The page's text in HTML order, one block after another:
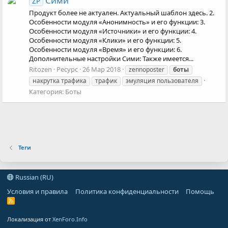
Продукт более не актуален. Актуальный шаблон здесь. 2.
Особенности модуля «Анонимность» и его функции: 3.
Особенности модуля «Источники» и его функции: 4.
Особенности модуля «Клики» и его функции: 5.
Особенности модуля «Время» и его функции: 6.
Дополнительные настройки Сими: Также имеется...
Ritozen
Ресурс 26 Мар 2018 zennoposter
боты
накрутка трафика
трафик эмуляция пользователя
Категория: Боты
Теги
Russian (RU)
Условия и правила
Политика конфиденциальности Помощь
R
Локализация от XenForo.Info